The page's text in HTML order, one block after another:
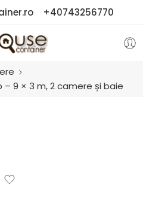
+40743256770
9 × 3 m, 2 camere și baie